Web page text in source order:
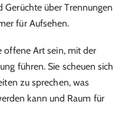
über Trennungen
für Aufsehen.
offene Art sein, mit der
führen. Sie scheuen sich
zu sprechen, was
kann und Raum für